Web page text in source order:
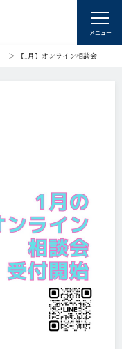
メニュー
＞ 【1月】オンライン相談会